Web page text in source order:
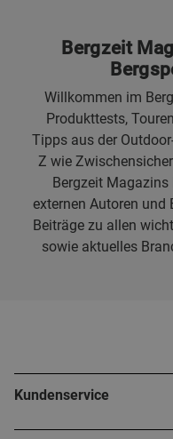
Bergzeit
Willkommen im
Produkttests,
Tipps aus der
Z wie
Bergzeit
externen Autoren und
Beiträge zu allen
sowie aktuelles
Kundenservice